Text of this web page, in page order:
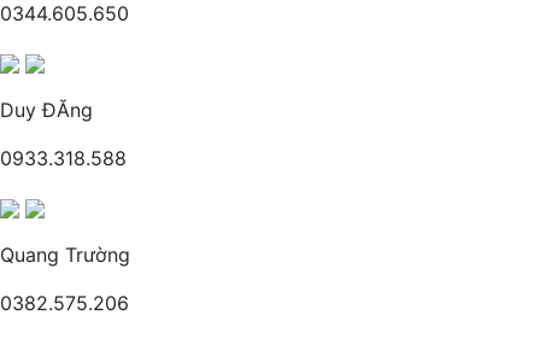
0344.605.650
Duy ĐĂng
0933.318.588
Quang Trường
0382.575.206